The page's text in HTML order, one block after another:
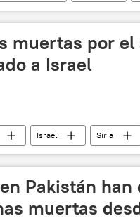
muertas por el
a Israel
Israel Siria
Pakistán han
muertas